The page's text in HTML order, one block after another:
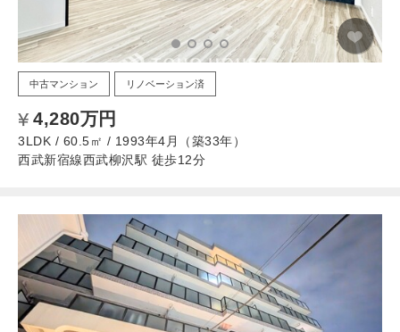
中古マンション リノベーション済
4,280万円
3LDK / 60.5㎡ / 1993年4月（築33年）
西武新宿線西武柳沢駅 徒歩12分